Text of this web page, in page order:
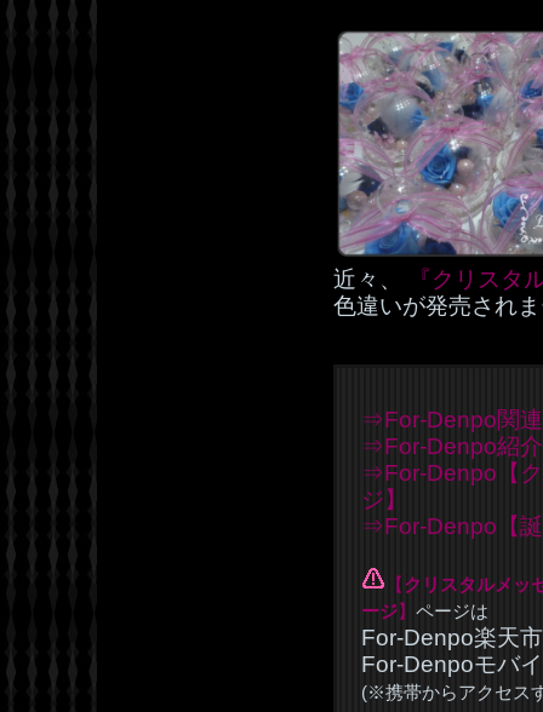
近々、
『クリスタ
色違いが発売され
⇒For-Denpo関
⇒For-Denpo紹
⇒For-Denpo【
ジ】
⇒For-Denpo【
【クリスタルメッ
ージ】 ページは
For-Denpo楽天
For-Denpoモバ
(※携帯からアクセス